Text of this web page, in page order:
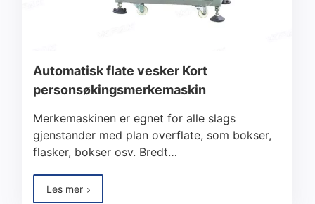
Automatisk flate vesker Kort
personsøkingsmerkemaskin
Merkemaskinen er egnet for alle slags
gjenstander med plan overflate, som bokser,
flasker, bokser osv. Bredt…
Les mer